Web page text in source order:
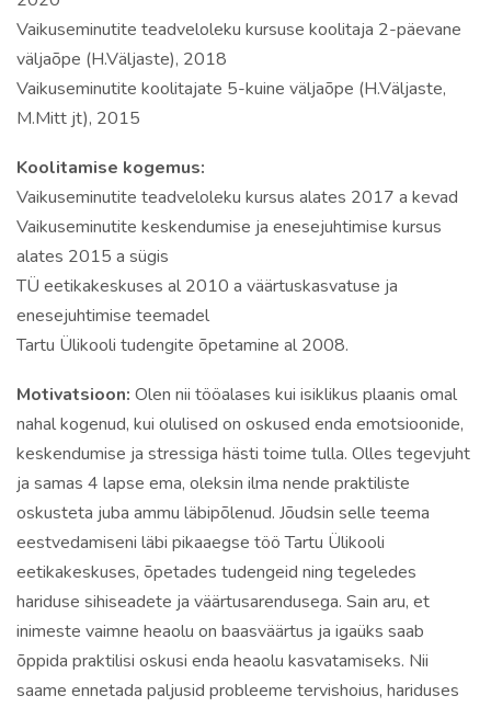
Vaikuseminutite teadveloleku kursuse koolitaja 2-päevane
väljaõpe (H.Väljaste), 2018
Vaikuseminutite koolitajate 5-kuine väljaõpe (H.Väljaste,
M.Mitt jt), 2015
Koolitamise kogemus:
Vaikuseminutite teadveloleku kursus alates 2017 a kevad
Vaikuseminutite keskendumise ja enesejuhtimise kursus
alates 2015 a sügis
TÜ eetikakeskuses al 2010 a väärtuskasvatuse ja
enesejuhtimise teemadel
Tartu Ülikooli tudengite õpetamine al 2008.
Motivatsioon: Olen nii tööalases kui isiklikus plaanis omal
nahal kogenud, kui olulised on oskused enda emotsioonide,
keskendumise ja stressiga hästi toime tulla. Olles tegevjuht
ja samas 4 lapse ema, oleksin ilma nende praktiliste
oskusteta juba ammu läbipõlenud. Jõudsin selle teema
eestvedamiseni läbi pikaaegse töö Tartu Ülikooli
eetikakeskuses, õpetades tudengeid ning tegeledes
hariduse sihiseadete ja väärtusarendusega. Sain aru, et
inimeste vaimne heaolu on baasväärtus ja igaüks saab
õppida praktilisi oskusi enda heaolu kasvatamiseks. Nii
saame ennetada paljusid probleeme tervishoius, hariduses